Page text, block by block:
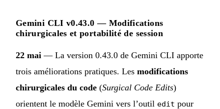
Gemini CLI v0.43.0 — Modifications
chirurgicales et portabilité de session
22 mai — La version 0.43.0 de Gemini CLI apporte
trois améliorations pratiques. Les modifications
chirurgicales du code (Surgical Code Edits)
orientent le modèle Gemini vers l’outil edit pour